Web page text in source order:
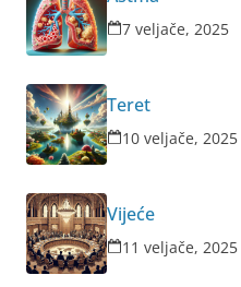
7 veljače, 2025
Teret
10 veljače, 2025
Vijeće
11 veljače, 2025